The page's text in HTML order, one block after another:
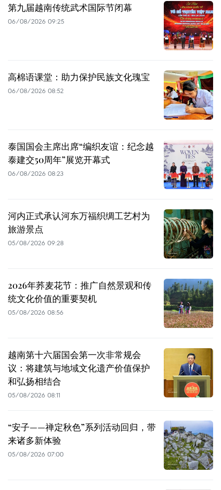
第九届越南传统武术国际节闭幕
06/08/2026 09:25
高棉语课堂：助力保护民族文化瑰宝
06/08/2026 08:52
泰国国会主席出席“编织友谊：纪念越
泰建交50周年”展览开幕式
06/08/2026 08:23
河内正式承认河东万福织绸工艺村为
旅游景点
05/08/2026 09:28
2026年荞麦花节：推广自然景观和传
统文化价值的重要契机
05/08/2026 08:56
越南第十六届国会第一次非常规会
议：将建筑与地域文化遗产价值保护
和弘扬相结合
05/08/2026 08:11
“安子——禅定秋色”系列活动回归，带
来诸多新体验
05/08/2026 07:00